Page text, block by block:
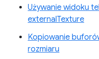
Używanie widoku
externalTexture
Kopiowanie
rozmiaru